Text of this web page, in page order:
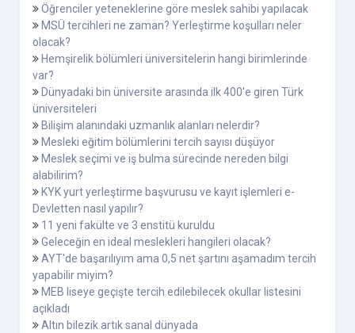
Öğrenciler yeteneklerine göre meslek sahibi yapılacak
MSÜ tercihleri ne zaman? Yerleştirme koşulları neler
olacak?
Hemşirelik bölümleri üniversitelerin hangi birimlerinde
var?
Dünyadaki bin üniversite arasında ilk 400'e giren Türk
üniversiteleri
Bilişim alanındaki uzmanlık alanları nelerdir?
Mesleki eğitim bölümlerini tercih sayısı düşüyor
Meslek seçimi ve iş bulma sürecinde nereden bilgi
alabilirim?
KYK yurt yerleştirme başvurusu ve kayıt işlemleri e-
Devletten nasıl yapılır?
11 yeni fakülte ve 3 enstitü kuruldu
Geleceğin en ideal meslekleri hangileri olacak?
AYT'de başarılıyım ama 0,5 net şartını aşamadım tercih
yapabilir miyim?
MEB liseye geçişte tercih edilebilecek okullar listesini
açıkladı
Altın bilezik artık sanal dünyada